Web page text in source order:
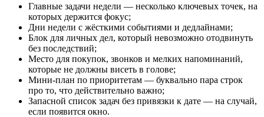
Главные задачи недели — несколько ключевых точек, на
которых держится фокус;
Дни недели с жёсткими событиями и дедлайнами;
Блок для личных дел, который невозможно отодвинуть
без последствий;
Место для покупок, звонков и мелких напоминаний,
которые не должны висеть в голове;
Мини-план по приоритетам — буквально пара строк
про то, что действительно важно;
Запасной список задач без привязки к дате — на случай,
если появится окно.